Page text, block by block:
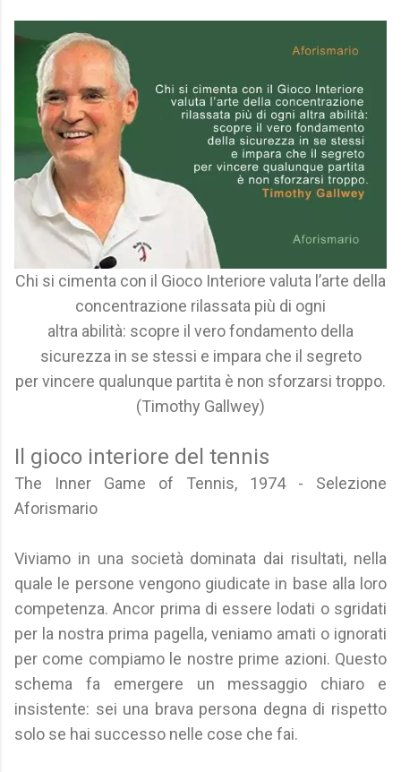
Chi si cimenta con il Gioco Interiore valuta l’arte della
concentrazione rilassata più di ogni
altra abilità: scopre il vero fondamento della
sicurezza in se stessi e impara che il segreto
per vincere qualunque partita è non sforzarsi troppo.
(Timothy Gallwey)
Il gioco interiore del tennis
The Inner Game of Tennis, 1974 - Selezione
Aforismario
Viviamo in una società dominata dai risultati, nella
quale le persone vengono giudicate in base alla loro
competenza. Ancor prima di essere lodati o sgridati
per la nostra prima pagella, veniamo amati o ignorati
per come compiamo le nostre prime azioni. Questo
schema fa emergere un messaggio chiaro e
insistente: sei una brava persona degna di rispetto
solo se hai successo nelle cose che fai.